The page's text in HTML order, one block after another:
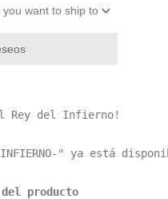
want to ship to
Rey del Infierno!
DEL INFIERNO-" ya
producto